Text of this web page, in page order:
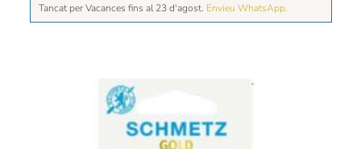
Tancat per Vacances fins al 23 d'agost. Envieu WhatsApp.